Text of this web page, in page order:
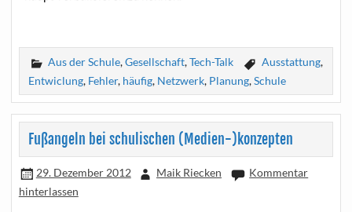
Aus der Schule,Gesellschaft,Tech-Talk Ausstattung,
Entwiclung, Fehler, häufig, Netzwerk, Planung,Schule
Fußangeln bei schulischen (Medien-)konzepten
29. Dezember 2012 Maik Riecken
Kommentar
hinterlassen